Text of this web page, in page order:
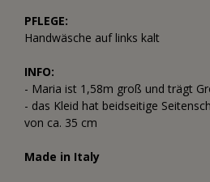
PFLEGE:
Handwäsche auf links kalt
INFO:
- Maria ist 1,58m groß und trägt
- das Kleid hat beidseitige
von ca. 35 cm
Made in Italy